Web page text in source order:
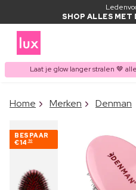
SHOP ALLES MET
Laat je glow langer stralen 🤎
ITEM
Home Merken Denman
BESPAAR
€14 50